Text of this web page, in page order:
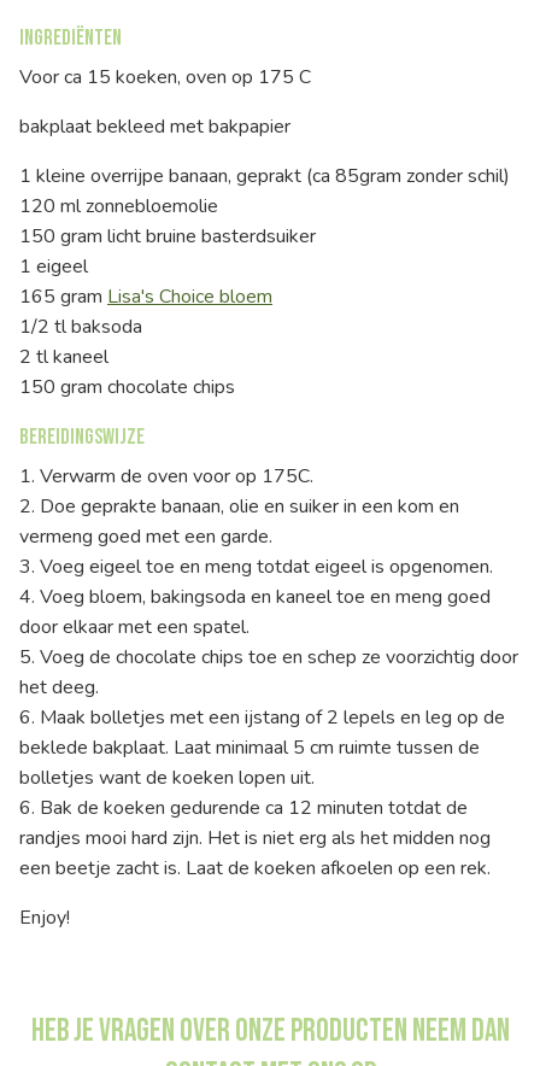
Ingrediënten
Voor ca 15 koeken, oven op 175 C
bakplaat bekleed met bakpapier
1 kleine overrijpe banaan, geprakt (ca 85gram zonder schil)
120 ml zonnebloemolie
150 gram licht bruine basterdsuiker
1 eigeel
165 gram Lisa's Choice bloem
1/2 tl baksoda
2 tl kaneel
150 gram chocolate chips
Bereidingswijze
1. Verwarm de oven voor op 175C.
2. Doe geprakte banaan, olie en suiker in een kom en
vermeng goed met een garde.
3. Voeg eigeel toe en meng totdat eigeel is opgenomen.
4. Voeg bloem, bakingsoda en kaneel toe en meng goed
door elkaar met een spatel.
5. Voeg de chocolate chips toe en schep ze voorzichtig door
het deeg.
6. Maak bolletjes met een ijstang of 2 lepels en leg op de
beklede bakplaat. Laat minimaal 5 cm ruimte tussen de
bolletjes want de koeken lopen uit.
6. Bak de koeken gedurende ca 12 minuten totdat de
randjes mooi hard zijn. Het is niet erg als het midden nog
een beetje zacht is. Laat de koeken afkoelen op een rek.
Enjoy!
Heb je vragen over onze producten neem dan